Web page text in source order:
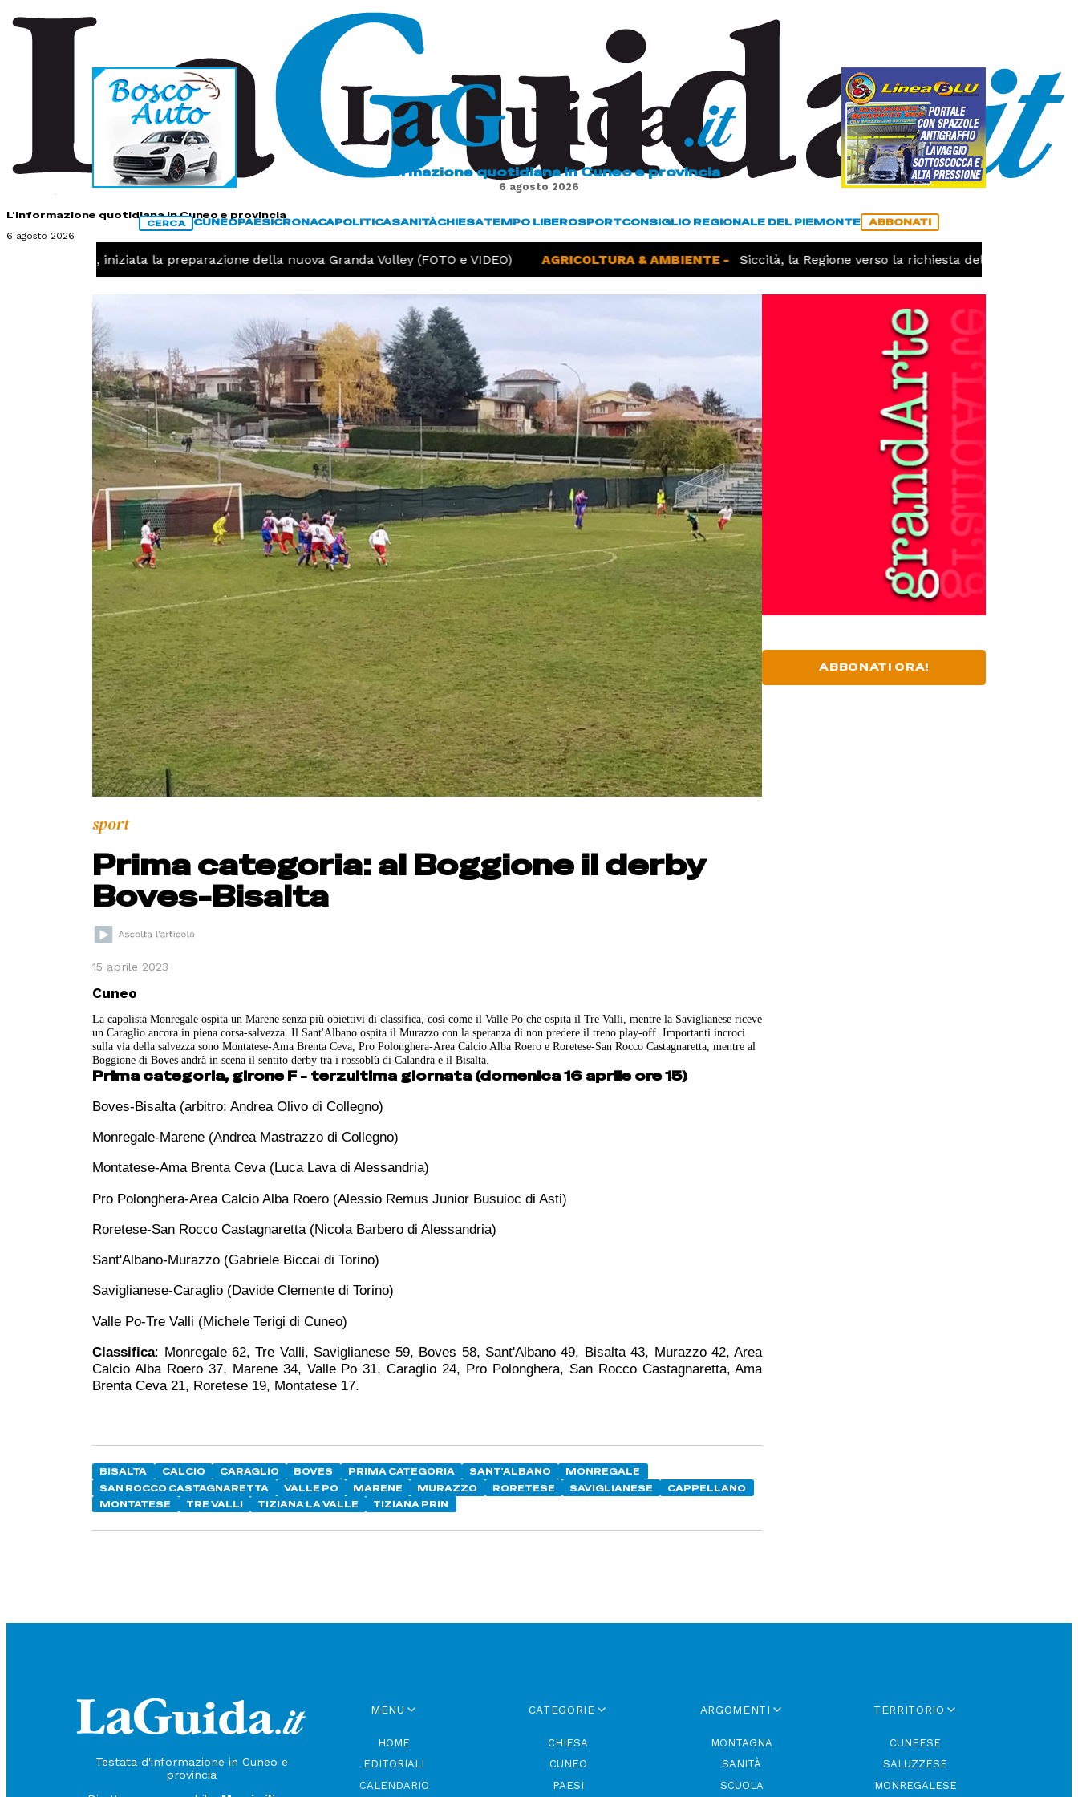
L'informazione quotidiana in Cuneo e provincia
6 agosto 2026
L'informazione quotidiana in Cuneo e provincia
6 agosto 2026
CERCA CUNEOPAESICRONACAPOLITICASANITÀCHIESATEMPO LIBEROSPORTCONSIGLIO REGIONALE DEL PIEMONTE ABBONATI
Pallavolo, iniziata la preparazione della nuova Granda Volley (FOTO e VIDEO) AGRICOLTURA & AMBIENTE - Siccità, la Regione verso la richiesta dello stato di
sport
Prima categoria: al Boggione il derby
Boves-Bisalta
15 aprile 2023
Cuneo
La capolista Monregale ospita un Marene senza più obiettivi di classifica, così come il Valle Po che ospita il Tre Valli, mentre la Saviglianese riceve
un Caraglio ancora in piena corsa-salvezza. Il Sant'Albano ospita il Murazzo con la speranza di non predere il treno play-off. Importanti incroci
sulla via della salvezza sono Montatese-Ama Brenta Ceva, Pro Polonghera-Area Calcio Alba Roero e Roretese-San Rocco Castagnaretta, mentre al
Boggione di Boves andrà in scena il sentito derby tra i rossoblù di Calandra e il Bisalta.
Prima categoria, girone F - terzultima giornata (domenica 16 aprile ore 15)
Boves-Bisalta (arbitro: Andrea Olivo di Collegno)
Monregale-Marene (Andrea Mastrazzo di Collegno)
Montatese-Ama Brenta Ceva (Luca Lava diAlessandria)
Pro Polonghera-Area Calcio Alba Roero (Alessio Remus Junior Busuioc di Asti)
Roretese-San Rocco Castagnaretta (Nicola Barbero di Alessandria)
Sant'Albano-Murazzo (Gabriele Biccai di Torino)
Saviglianese-Caraglio (Davide Clemente di Torino)
Valle Po-Tre Valli (Michele Terigi di Cuneo)
Classifica: Monregale 62, Tre Valli, Saviglianese 59, Boves 58, Sant'Albano 49, Bisalta 43, Murazzo 42, Area
Calcio Alba Roero 37, Marene 34, Valle Po 31, Caraglio 24, Pro Polonghera, San Rocco Castagnaretta, Ama
Brenta Ceva 21, Roretese 19, Montatese 17.
BISALTA CALCIO CARAGLIO BOVES PRIMA CATEGORIA SANT'ALBANO
MONREGALE
SAN ROCCO CASTAGNARETTA
VALLE PO MARENE MURAZZO RORETESE SAVIGLIANESE
CAPPELLANO
MONTATESE
TRE VALLI TIZIANA LA VALLE TIZIANA PRIN
ABBONATI ORA!
Testata d'informazione in Cuneo e
provincia
MENU
HOME
EDITORIALI
CALENDARIO
CATEGORIE
CHIESA
CUNEO
PAESI
ARGOMENTI
MONTAGNA
SANITÀ
SCUOLA
TERRITORIO
CUNEESE
SALUZZESE
MONREGALESE